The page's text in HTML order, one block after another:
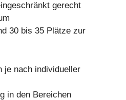
gerecht
30 bis 35 Plätze zur
je nach individueller
in den Bereichen